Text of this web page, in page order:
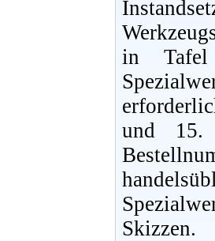
in Tafel
und 15.
Skizzen.